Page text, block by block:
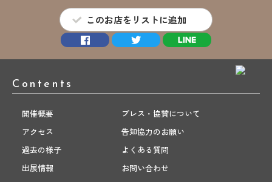
このお店をリストに追加
Contents
開催概要
アクセス
過去の様子
出展情報
プレス・協賛について
告知協力のお願い
よくある質問
お問い合わせ